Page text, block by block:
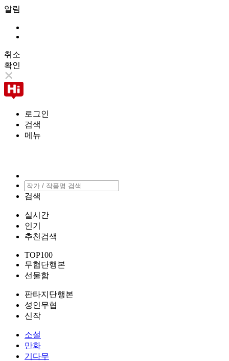
알림
취소
확인
로그인
검색
메뉴
검색
실시간
인기
추천검색
TOP100
무협단행본
선물함
판타지단행본
성인무협
신작
소설
만화
기다무